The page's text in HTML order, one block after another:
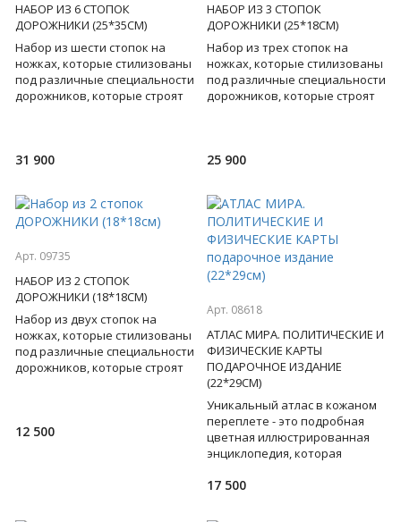
НАБОР ИЗ 6 СТОПОК
ДОРОЖНИКИ (25*35СМ)
Набор из шести стопок на
ножках, которые стилизованы
под различные специальности
дорожников, которые строят
31 900
НАБОР ИЗ 3 СТОПОК
ДОРОЖНИКИ (25*18СМ)
Набор из трех стопок на
ножках, которые стилизованы
под различные специальности
дорожников, которые строят
25 900
Арт. 09735
НАБОР ИЗ 2 СТОПОК
ДОРОЖНИКИ (18*18СМ)
Набор из двух стопок на
ножках, которые стилизованы
под различные специальности
дорожников, которые строят
12 500
Арт. 08618
АТЛАС МИРА. ПОЛИТИЧЕСКИЕ И
ФИЗИЧЕСКИЕ КАРТЫ
ПОДАРОЧНОЕ ИЗДАНИЕ
(22*29СМ)
Уникальный атлас в кожаном
переплете - это подробная
цветная иллюстрированная
энциклопедия, которая
политические карты всех
17 500